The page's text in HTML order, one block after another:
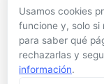
Cómo Comprar
Staking
DeFi
Trading
Usamos cookies
funcione y, solo si
para saber qué
rechazarlas y
información.